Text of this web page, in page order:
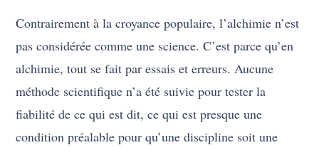
Contrairement à la croyance populaire, l’alchimie n’est
pas considérée comme une science. C’est parce qu’en
alchimie, tout se fait par essais et erreurs. Aucune
méthode scientifique n’a été suivie pour tester la
fiabilité de ce qui est dit, ce qui est presque une
condition préalable pour qu’une discipline soit une